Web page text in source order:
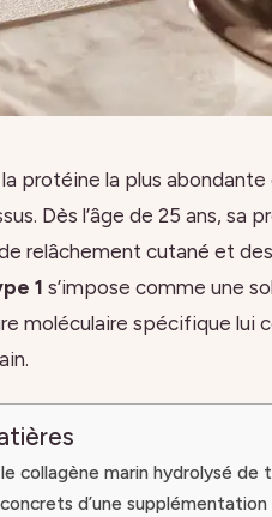
protéine la plus
Dès l’âge de 25 ans,
relâchement cutané et
1 s’impose comme une
moléculaire spécifique lui
collagène marin hydrolysé de
d’une supplémentation